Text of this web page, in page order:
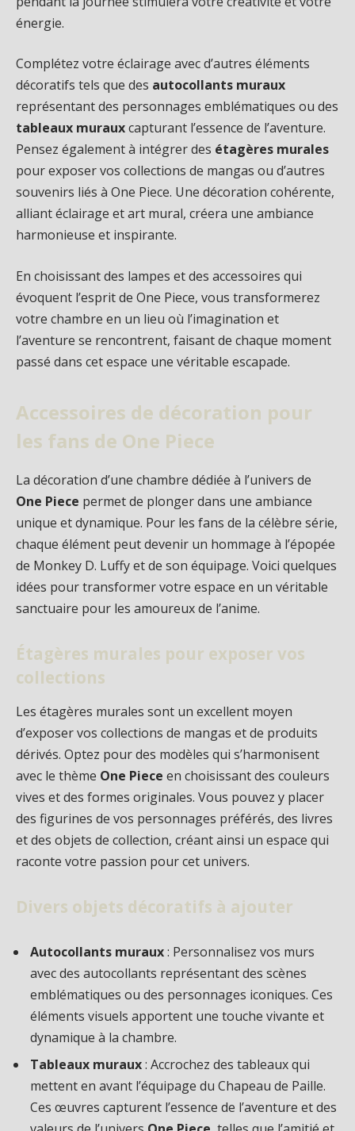
énergie.
Complétez votre éclairage avec d’autres éléments
décoratifs tels que des autocollants muraux
représentant des personnages emblématiques ou des
tableaux murauxcapturant l’essence de l’aventure.
Pensez également à intégrer des étagères murales
pour exposer vos collections de mangas ou d’autres
souvenirs liés à One Piece. Une décoration cohérente,
alliant éclairage et art mural, créera une ambiance
harmonieuse et inspirante.
En choisissant des lampes et des accessoires qui
évoquent l’esprit de One Piece, vous transformerez
votre chambre en un lieu où l’imagination et
l’aventure se rencontrent, faisant de chaque moment
passé dans cet espace une véritable escapade.
Accessoires de décoration pour
les fans de One Piece
La décoration d’une chambre dédiée à l’univers de
One Piece permet de plonger dans une ambiance
unique et dynamique. Pour les fans de la célèbre série,
chaque élément peut devenir un hommage à l’épopée
de Monkey D. Luffy et de son équipage. Voici quelques
idées pour transformer votre espace en un véritable
sanctuaire pour les amoureux de l’anime.
Étagères murales pour exposer vos
collections
Les étagères murales sont un excellent moyen
d’exposer vos collections de mangas et de produits
dérivés. Optez pour des modèles qui s’harmonisent
avec le thème One Piece en choisissant des couleurs
vives et des formes originales. Vous pouvez y placer
des figurines de vos personnages préférés, des livres
et des objets de collection, créant ainsi un espace qui
raconte votre passion pour cet univers.
Divers objets décoratifs à ajouter
Autocollants muraux: Personnalisez vos murs
avec des autocollants représentant des scènes
emblématiques ou des personnages iconiques. Ces
éléments visuels apportent une touche vivante et
dynamique à la chambre.
Tableaux muraux: Accrochez des tableaux qui
mettent en avant l’équipage du Chapeau de Paille.
Ces œuvres capturent l’essence de l’aventure et des